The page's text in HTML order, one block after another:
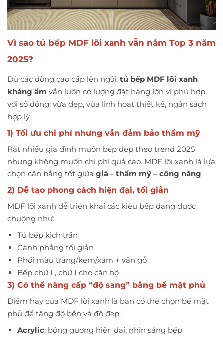
Vì sao tủ bếp MDF lõi xanh vẫn nằm Top 3 năm
2025?
Dù các dòng cao cấp lên ngôi, tủ bếp MDF lõi xanh
kháng ẩm vẫn luôn có lượng đặt hàng lớn vì phù hợp
với số đông: vừa đẹp, vừa linh hoạt thiết kế, ngân sách
hợp lý.
1) Tối ưu chi phí nhưng vẫn đảm bảo thẩm mỹ
Rất nhiều gia đình muốn bếp đẹp theo trend 2025
nhưng không muốn chi phí quá cao. MDF lõi xanh là lựa
chọn cân bằng tốt giữa giá – thẩm mỹ – công năng.
2) Dễ tạo phong cách hiện đại, tối giản
MDF lõi xanh dễ triển khai các kiểu bếp đang được
chuộng như:
Tủ bếp kịch trần
Cánh phẳng tối giản
Phối màu trắng/kem/xám + vân gỗ
Bếp chữ L, chữ I cho căn hộ
3) Có thể nâng cấp “độ sang” bằng bề mặt phủ
Điểm hay của MDF lõi xanh là bạn có thể chọn bề mặt
phủ để tăng độ bền và độ đẹp:
Acrylic: bóng gương hiện đại, nhìn sáng bếp